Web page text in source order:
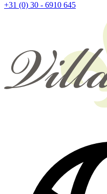
+31 (0) 30 - 6910 645